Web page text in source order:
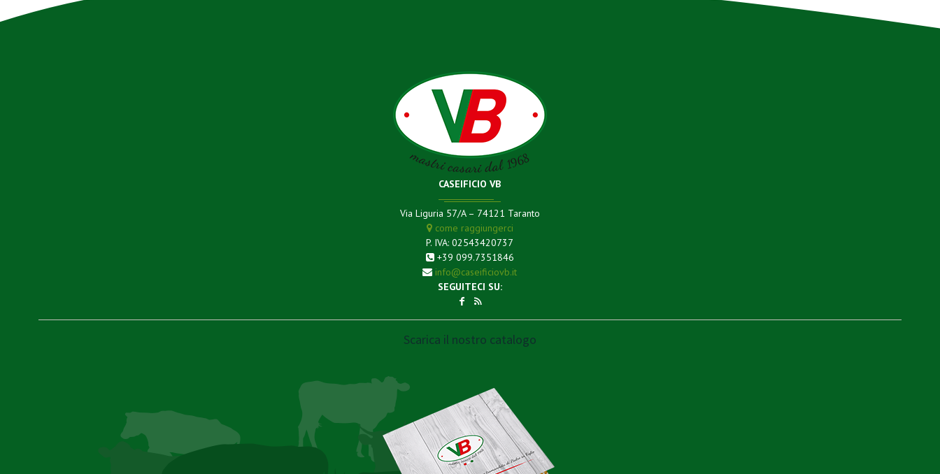
CASEIFICIO VB
Via Liguria 57/A – 74121 Taranto
come raggiungerci
P. IVA: 02543420737
+39 099.7351846
info@caseificiovb.it
SEGUITECI SU:
Scarica il nostro catalogo